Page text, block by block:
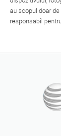
au scopul doar
responsabil